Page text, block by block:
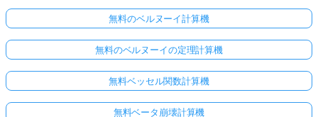
ま
だ
質
問
無料のベルヌーイ計算機
無料のベルヌーイの定理計算機
無料ベッセル関数計算機
無料ベータ崩壊計算機